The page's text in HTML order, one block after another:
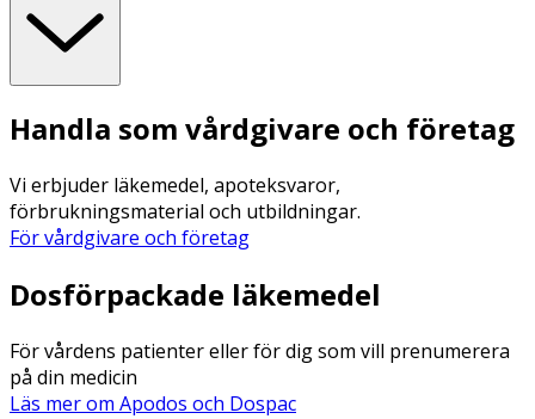
Handla som vårdgivare och företag
Vi erbjuder läkemedel, apoteksvaror,
förbrukningsmaterial och utbildningar.
För vårdgivare och företag
Dosförpackade läkemedel
För vårdens patienter eller för dig som vill prenumerera
på din medicin
Läs mer om Apodos och Dospac